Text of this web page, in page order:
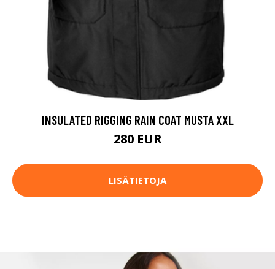
INSULATED RIGGING RAIN COAT MUSTA XXL
280 EUR
LISÄTIETOJA